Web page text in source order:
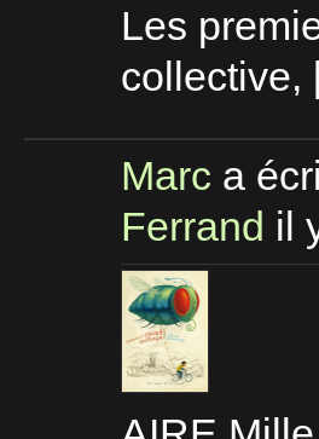
Les
Marc a
Ferrand il